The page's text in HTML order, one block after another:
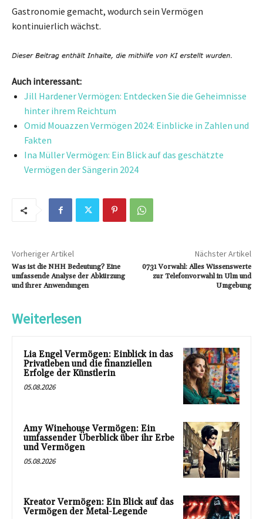
Gastronomie gemacht, wodurch sein Vermögen
kontinuierlich wächst.
Auch interessant:
Jill Hardener Vermögen: Entdecken Sie die Geheimnisse
hinter ihrem Reichtum
Omid Mouazzen Vermögen 2024: Einblicke in Zahlen und
Fakten
Ina Müller Vermögen: Ein Blick auf das geschätzte
Vermögen der Sängerin 2024
Vorheriger Artikel
Was ist die NHH Bedeutung? Eine
umfassende Analyse der Abkürzung
und ihrer Anwendungen
Nächster Artikel
0731 Vorwahl: Alles Wissenswerte
zur Telefonvorwahl in Ulm und
Umgebung
Weiterlesen
Lia Engel Vermögen: Einblick in das
Privatleben und die finanziellen
Erfolge der Künstlerin
05.08.2026
Amy Winehouse Vermögen: Ein
umfassender Überblick über ihr Erbe
und Vermögen
05.08.2026
Kreator Vermögen: Ein Blick auf das
Vermögen der Metal-Legende